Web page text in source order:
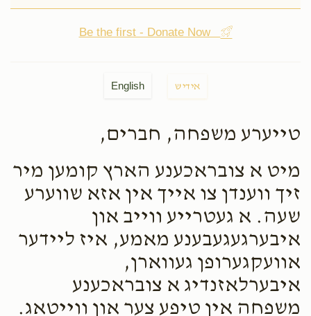
Be the first - Donate Now
English אידיש
טייערע משפחה, חברים,
מיט א צובראכענע הארץ קומען מיר
זיך ווענדן צו אייך אין אזא שווערע
שעה. א געטרייע ווייב און
איבערגעגעבענע מאמע, איז ליידער
אוועקגערופן געווארן,
איבערלאזנדיג א צובראכענע
משפחה אין טיפע צער און ווייטאג.